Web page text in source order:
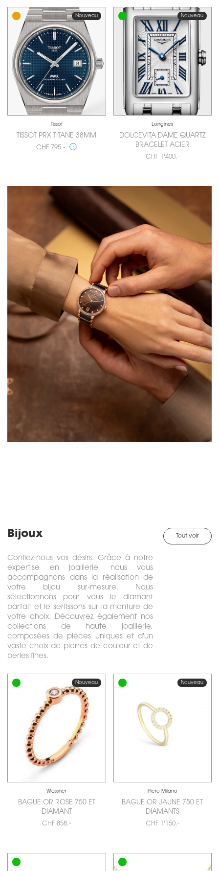
Nouveau
Tissot
TISSOT PRX TITANE 38MM
CHF 795.- ⓘ
Nouveau
Longines
DOLCEVITA DAME QUARTZ
BRACELET ACIER
CHF 1'400.-
Bijoux
Confiez-nous vos désirs. Grâce à notre
expertise en joaillerie, nous vous
accompagnons dans la réalisation de
votre bijou sur-mesure. Nous
sélectionnons pour vous le diamant
parfait et le sertissons sur la monture de
votre choix. Découvrez également nos
collections de haute joaillerie,
composées de pièces uniques et d'un
vaste choix de pierres de couleur et de
perles fines.
Tout voir
Nouveau
Wassner
BAGUE OR ROSE 750 ET
DIAMANT
CHF 858.-
Nouveau
Piero Milano
BAGUE OR JAUNE 750 ET
DIAMANTS
CHF 1'150.-